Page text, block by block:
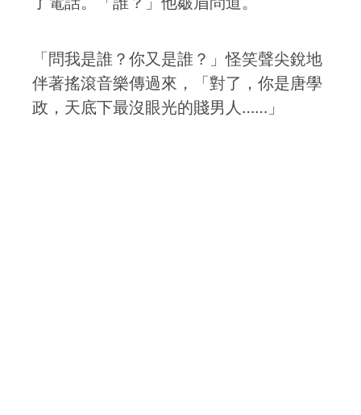
「問我是誰？你又是誰？」怪笑聲尖銳地
伴著搖滾音樂傳過來，「對了，你是唐學
政，天底下最沒眼光的賤男人……」